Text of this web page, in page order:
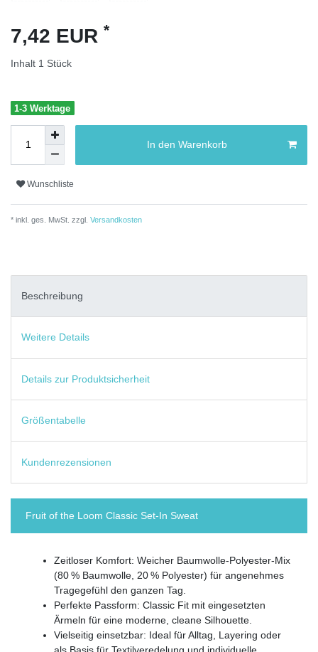
7,42 EUR *
Inhalt 1 Stück
1-3 Werktage
In den Warenkorb
Wunschliste
* inkl. ges. MwSt. zzgl. Versandkosten
Beschreibung
Weitere Details
Details zur Produktsicherheit
Größentabelle
Kundenrezensionen
Fruit of the Loom Classic Set-In Sweat
Zeitloser Komfort: Weicher Baumwolle-Polyester-Mix
(80 % Baumwolle, 20 % Polyester) für angenehmes
Tragegefühl den ganzen Tag.
Perfekte Passform: Classic Fit mit eingesetzten
Ärmeln für eine moderne, cleane Silhouette.
Vielseitig einsetzbar: Ideal für Alltag, Layering oder
als Basis für Textilveredelung und individuelle